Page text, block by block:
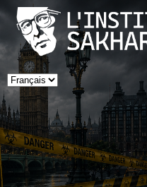
Choisir
une
langue